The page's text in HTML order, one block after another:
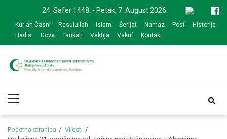
navigation
content
24. Safer 1448. - Petak, 7. August 2026.
Kur'an Časni Resulullah Islam Šerijat Namaz Post
Historija
Hadisi
Dove Tarikati Vaktija Vakuf Kontakt
zajednice Bijeljina
Menu
Početna stranica
Vijesti